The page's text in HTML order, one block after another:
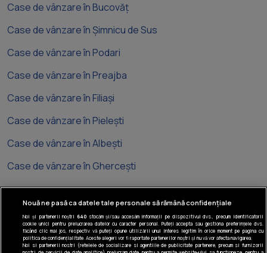
Case de vânzare în Bucovăț
Case de vânzare în Șimnicu de Sus
Case de vânzare în Podari
Case de vânzare în Preajba
Case de vânzare în Filiași
Case de vânzare în Pielești
Case de vânzare în Albești
Case de vânzare în Ghercești
Tel: +40 374 40 44 99
Iride Business Park, Bld. Dimitrie
Nouă ne pasă ca datele tale personale să rămână confidențiale
Noi și partenerii noștri 640stocăm și/sau accesăm informații pe dispozitivul dvs., precum identificatorii
cookie unici pentru prelucrarea datelor cu caracter personal. Puteți accepta sau gestiona preferințele dvs.
făcând clic mai jos, respectiv vă puteți opune utilizării unui interes legitim în orice moment pe pagina cu
politica de confidențialitate. Aceste alegeri vor fi raportate partenerilor noștri și nu vă vor afecta navigarea.
Noi si partenerii nostri (retelele de socializare si agentiile de publicitate partenere, precum si furnizorii